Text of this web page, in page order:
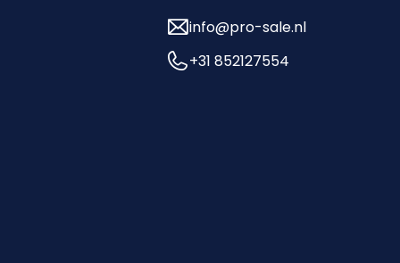
info@pro-sale.nl
+31 852127554